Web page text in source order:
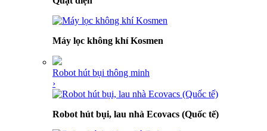
Máy lọc không khí Kosmen
Robot hút bụi thông minh
›
Robot hút bụi, lau nhà Ecovacs (Quốc tế)